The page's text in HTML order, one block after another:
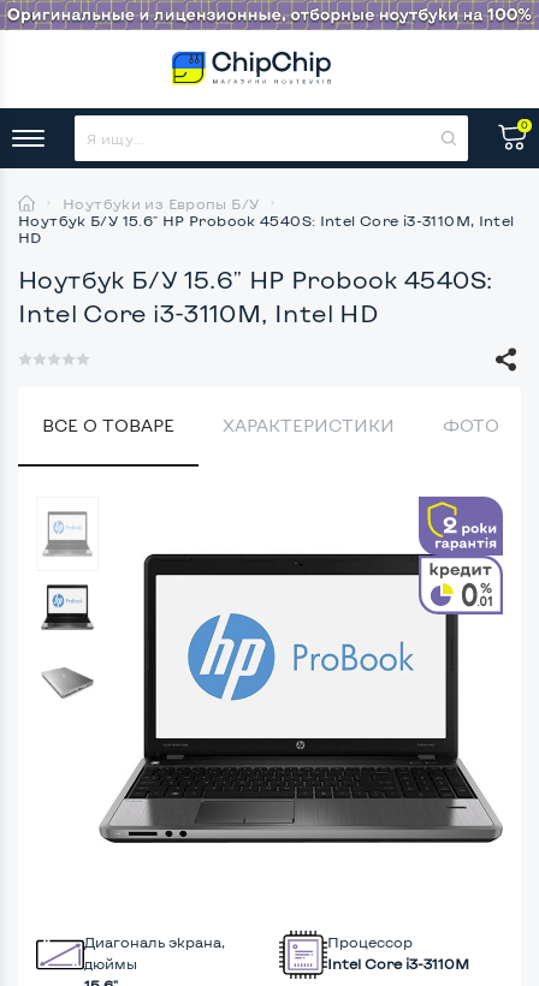
0
Ноутбуки из Европы Б/У
Ноутбук Б/У 15.6" HP Probook 4540S: Intel Core i3-3110M, Intel
HD
Ноутбук Б/У 15.6" HP Probook 4540S:
Intel Core i3-3110M, Intel HD
ВСЕ О ТОВАРЕ ХАРАКТЕРИСТИКИ ФОТО
Диагональ экрана,
дюймы
Процессор
Intel Core i3-3110M